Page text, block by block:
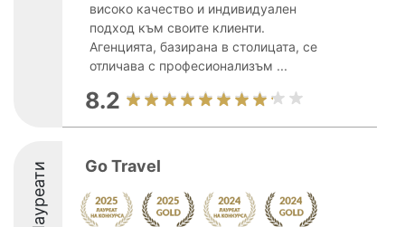
високо качество и индивидуален
подход към своите клиенти.
Агенцията, базирана в столицата, се
отличава с професионализъм ...
8.2
Лауреати Go Travel